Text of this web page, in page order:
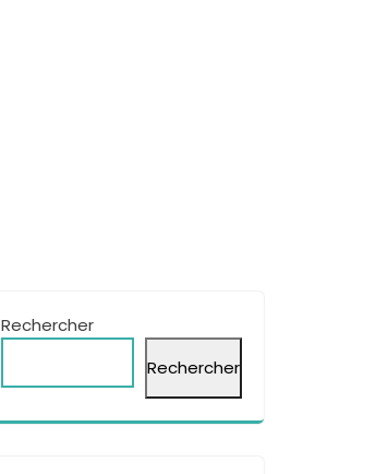
Rechercher
Rechercher